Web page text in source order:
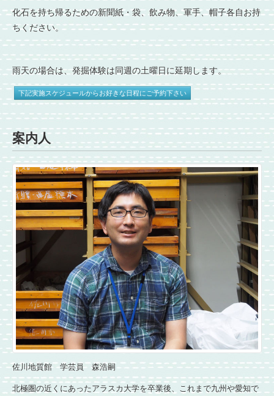
化石を持ち帰るための新聞紙・袋、飲み物、軍手、帽子各自お持
ちください。
雨天の場合は、発掘体験は同週の土曜日に延期します。
下記実施スケジュールからお好きな日程にご予約下さい
案内人
佐川地質館 学芸員 森浩嗣
北極圏の近くにあったアラスカ大学を卒業後、これまで九州や愛知で